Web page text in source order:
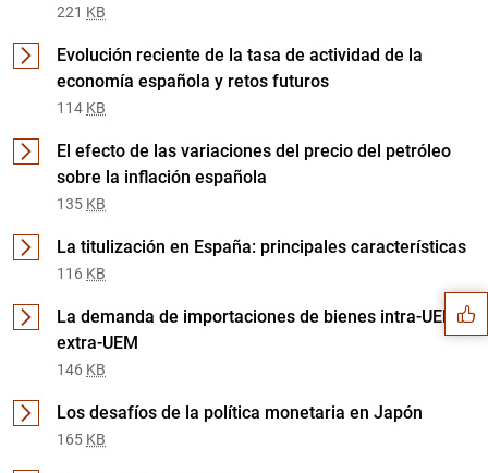
221 KB
Evolución reciente de la tasa de actividad de la
economía española y retos futuros
114 KB
El efecto de las variaciones del precio del petróleo
sobre la inflación española
135 KB
La titulización en España: principales características
116 KB
La demanda de importaciones de bienes intra-UEM y
extra-UEM
146 KB
Los desafíos de la política monetaria en Japón
165 KB
Sugerencias